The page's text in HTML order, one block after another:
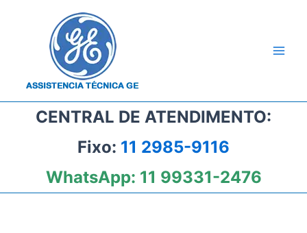
CENTRAL DE ATENDIMENTO:
Fixo: 11 2985-9116
WhatsApp: 11 99331-2476